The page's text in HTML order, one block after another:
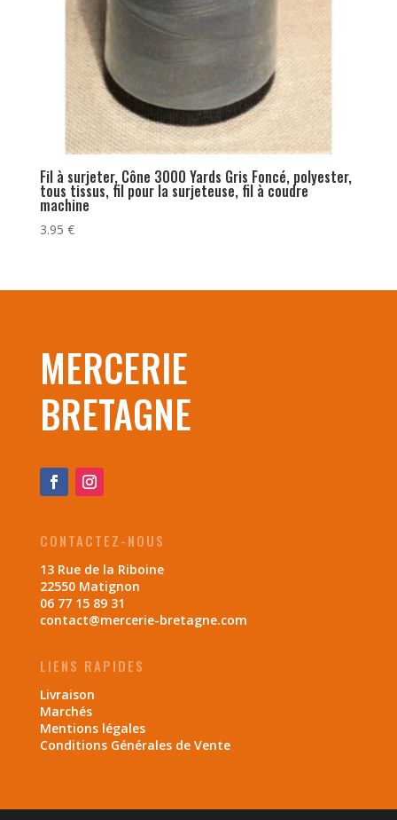
Fil à surjeter, Cône 3000 Yards Gris Foncé, polyester,
tous tissus, fil pour la surjeteuse, fil à coudre
machine
3.95 €
MERCERIE
BRETAGNE
CONTACTEZ-NOUS
13 Rue de la Riboine
22550 Matignon
06 77 15 89 31
contact@mercerie-bretagne.com
LIENS RAPIDES
Livraison
Marchés
Mentions légales
Conditions Générales de Vente